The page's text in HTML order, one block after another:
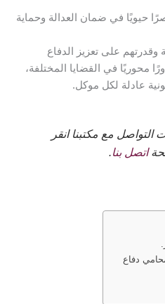
حيويًا في ضمان العدالة وحماية
وقدرتهم على تعزيز الدفاع
محوريًا في القضايا المختلفة،
عادلة لكل موكل.
مع مكتبنا انقر
اتصل بنا.
دفاع